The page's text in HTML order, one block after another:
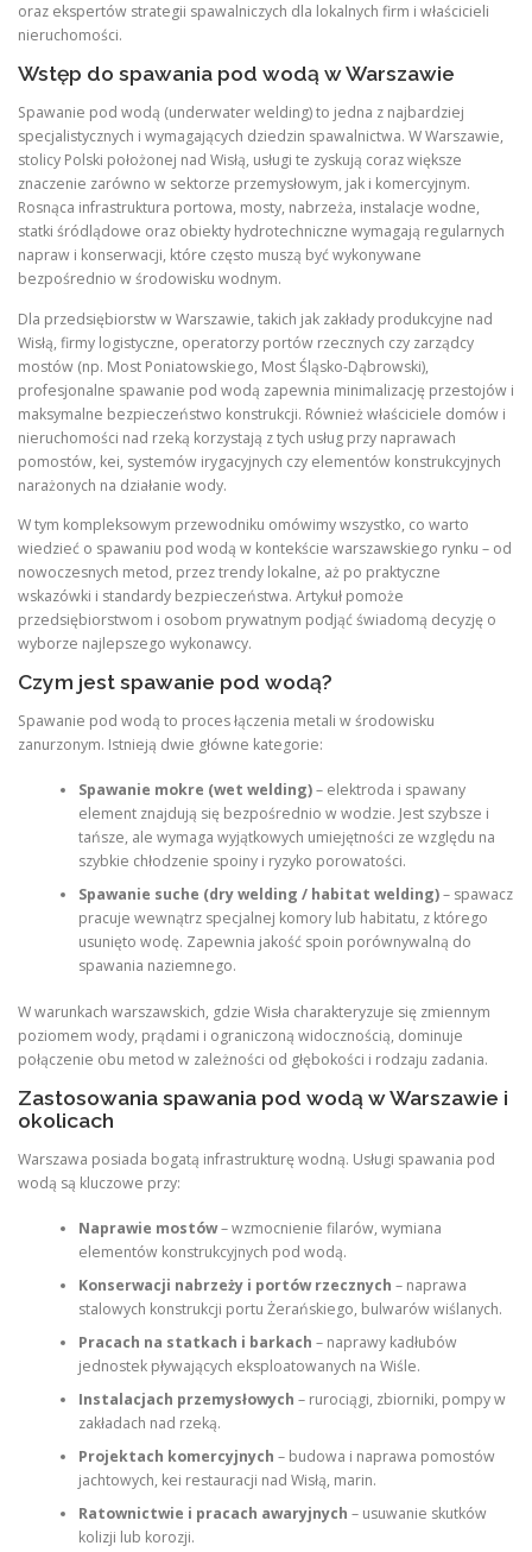
oraz ekspertów strategii spawalniczych dla lokalnych firm i właścicieli
nieruchomości.
Wstęp do spawania pod wodą w Warszawie
Spawanie pod wodą (underwater welding) to jedna z najbardziej
specjalistycznych i wymagających dziedzin spawalnictwa. W Warszawie,
stolicy Polski położonej nad Wisłą, usługi te zyskują coraz większe
znaczenie zarówno w sektorze przemysłowym, jak i komercyjnym.
Rosnąca infrastruktura portowa, mosty, nabrzeża, instalacje wodne,
statki śródlądowe oraz obiekty hydrotechniczne wymagają regularnych
napraw i konserwacji, które często muszą być wykonywane
bezpośrednio w środowisku wodnym.
Dla przedsiębiorstw w Warszawie, takich jak zakłady produkcyjne nad
Wisłą, firmy logistyczne, operatorzy portów rzecznych czy zarządcy
mostów (np. Most Poniatowskiego, Most Śląsko-Dąbrowski),
profesjonalne spawanie pod wodą zapewnia minimalizację przestojów i
maksymalne bezpieczeństwo konstrukcji. Również właściciele domów i
nieruchomości nad rzeką korzystają z tych usług przy naprawach
pomostów, kei, systemów irygacyjnych czy elementów konstrukcyjnych
narażonych na działanie wody.
W tym kompleksowym przewodniku omówimy wszystko, co warto
wiedzieć o spawaniu pod wodą w kontekście warszawskiego rynku – od
nowoczesnych metod, przez trendy lokalne, aż po praktyczne
wskazówki i standardy bezpieczeństwa. Artykuł pomoże
przedsiębiorstwom i osobom prywatnym podjąć świadomą decyzję o
wyborze najlepszego wykonawcy.
Czym jest spawanie pod wodą?
Spawanie pod wodą to proces łączenia metali w środowisku
zanurzonym. Istnieją dwie główne kategorie:
Spawanie mokre (wet welding)– elektroda i spawany
element znajdują się bezpośrednio w wodzie. Jest szybsze i
tańsze, ale wymaga wyjątkowych umiejętności ze względu na
szybkie chłodzenie spoiny i ryzyko porowatości.
Spawanie suche (dry welding / habitat welding)– spawacz
pracuje wewnątrz specjalnej komory lub habitatu, z którego
usunięto wodę. Zapewnia jakość spoin porównywalną do
spawania naziemnego.
W warunkach warszawskich, gdzie Wisła charakteryzuje się zmiennym
poziomem wody, prądami i ograniczoną widocznością, dominuje
połączenie obu metod w zależności od głębokości i rodzaju zadania.
Zastosowania spawania pod wodą w Warszawie i
okolicach
Warszawa posiada bogatą infrastrukturę wodną. Usługi spawania pod
wodą są kluczowe przy:
Naprawie mostów– wzmocnienie filarów, wymiana
elementów konstrukcyjnych pod wodą.
Konserwacji nabrzeży i portów rzecznych – naprawa
stalowych konstrukcji portu Żerańskiego, bulwarów wiślanych.
Pracach na statkach i barkach – naprawy kadłubów
jednostek pływających eksploatowanych na Wiśle.
Instalacjach przemysłowych – rurociągi, zbiorniki, pompy w
zakładach nad rzeką.
Projektach komercyjnych – budowa i naprawa pomostów
jachtowych, kei restauracji nad Wisłą, marin.
Ratownictwie i pracach awaryjnych – usuwanie skutków
kolizji lub korozji.